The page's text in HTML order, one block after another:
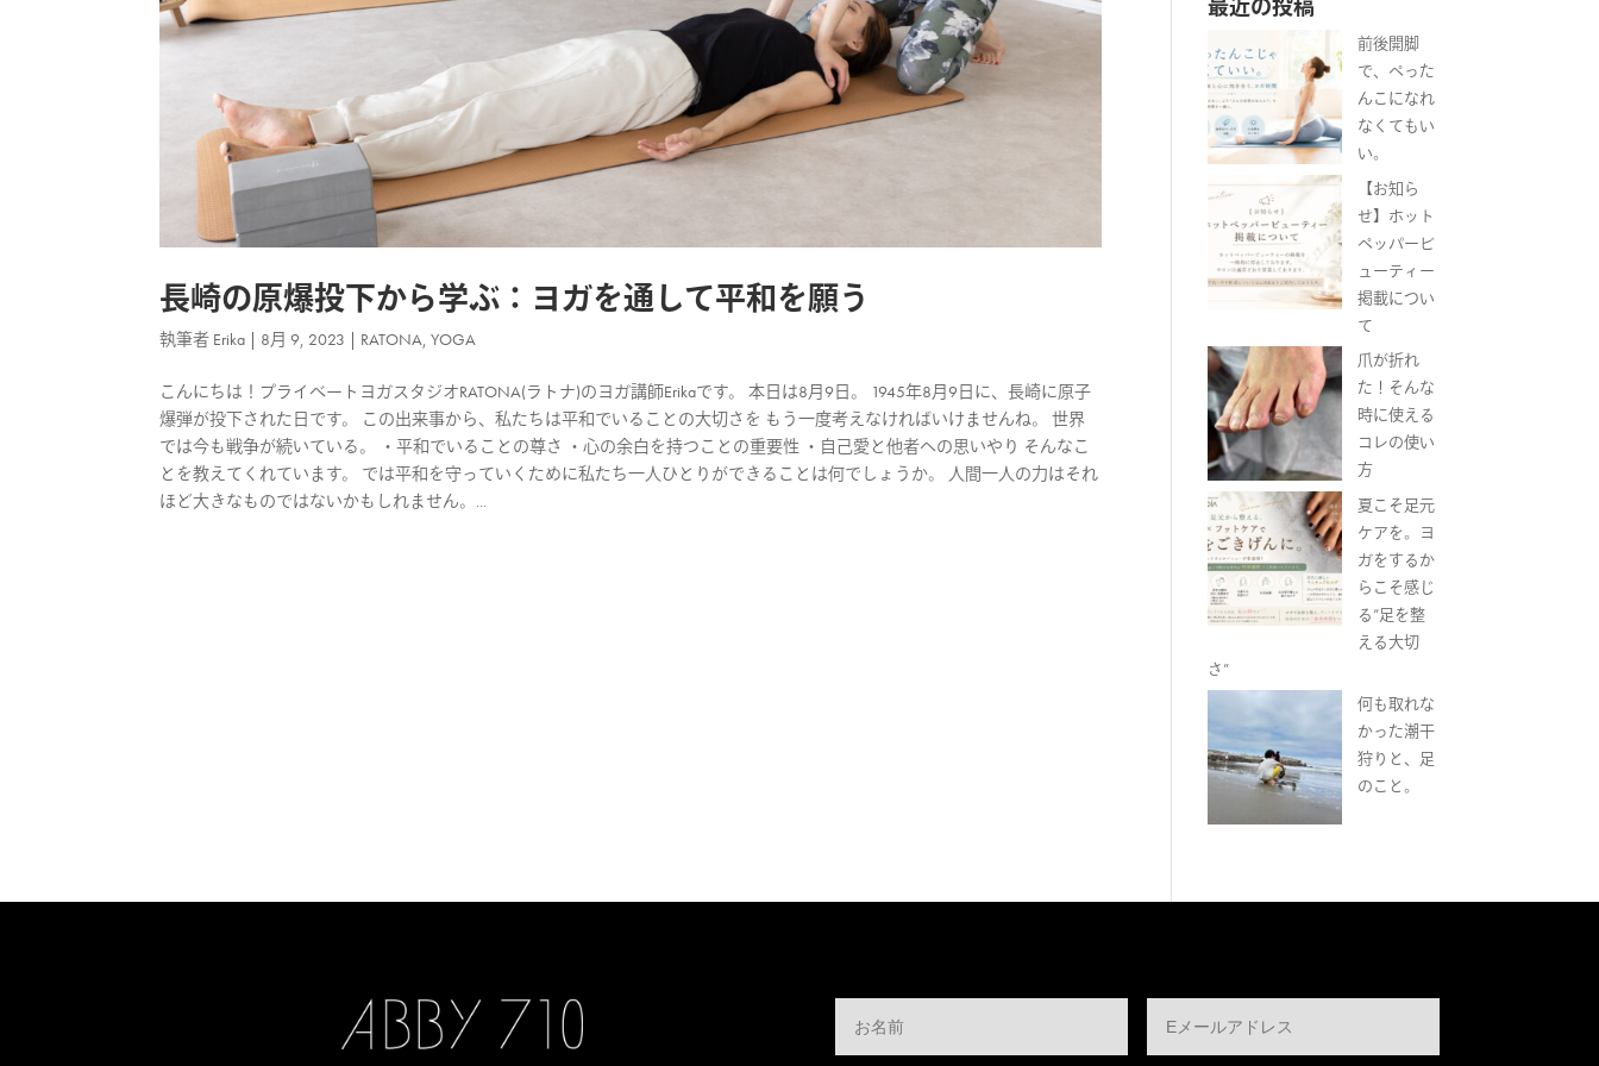
長崎の原爆投下から学ぶ：ヨガを通して平和を願う
執筆者 Erika | 8月 9, 2023 | RATONA,YOGA
こんにちは！プライベートヨガスタジオRATONA(ラトナ)のヨガ講師Erikaです。 本日は8月9日。 1945年8月9日に、長崎に原子
爆弾が投下された日です。 この出来事から、私たちは平和でいることの大切さを もう一度考えなければいけませんね。 世界
では今も戦争が続いている。 ・平和でいることの尊さ ・心の余白を持つことの重要性 ・自己愛と他者への思いやり そんなこ
とを教えてくれています。 では平和を守っていくために私たち一人ひとりができることは何でしょうか。 人間一人の力はそれ
ほど大きなものではないかもしれません。...
最近の投稿
前後開脚
で、ぺった
んこになれ
なくてもい
い。
【お知ら
せ】ホット
ペッパービ
ューティー
掲載につい
て
爪が折れ
た！そんな
時に使える
コレの使い
方
夏こそ足元
ケアを。ヨ
ガをするか
らこそ感じ
る“足を整
える大切
さ”
何も取れな
かった潮干
狩りと、足
のこと。